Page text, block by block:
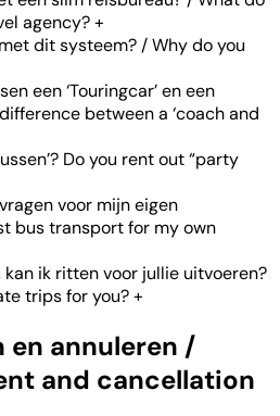
agency?+
dit systeem? / Why do you
een ‘Touringcar’ en een
between a ‘coach and
Do you rent out “party
voor mijn eigen
bus transport for my own
kan ik ritten voor jullie uitvoeren?
trips for you?+
en annuleren /
and cancellation